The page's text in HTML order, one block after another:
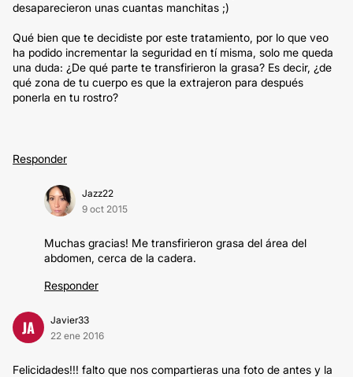
desaparecieron unas cuantas manchitas ;)
Qué bien que te decidiste por este tratamiento, por lo que veo
ha podido incrementar la seguridad en tí misma, solo me queda
una duda: ¿De qué parte te transfirieron la grasa? Es decir, ¿de
qué zona de tu cuerpo es que la extrajeron para después
ponerla en tu rostro?
Responder
Jazz22
9 oct 2015
Muchas gracias! Me transfirieron grasa del área del
abdomen, cerca de la cadera.
Responder
JA
Javier33
22 ene 2016
Felicidades!!! falto que nos compartieras una foto de antes y la